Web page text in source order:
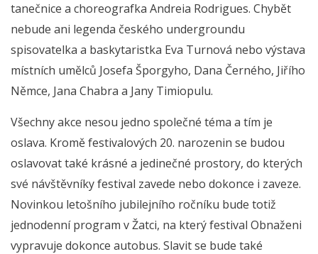
tanečnice a choreografka Andreia Rodrigues. Chybět
nebude ani legenda českého undergroundu
spisovatelka a baskytaristka Eva Turnová nebo výstava
místních umělců Josefa Šporgyho, Dana Černého, Jiřího
Němce, Jana Chabra a Jany Timiopulu.
Všechny akce nesou jedno společné téma a tím je
oslava. Kromě festivalových 20. narozenin se budou
oslavovat také krásné a jedinečné prostory, do kterých
své návštěvníky festival zavede nebo dokonce i zaveze.
Novinkou letošního jubilejního ročníku bude totiž
jednodenní program v Žatci, na který festival Obnaženi
vypravuje dokonce autobus. Slavit se bude také